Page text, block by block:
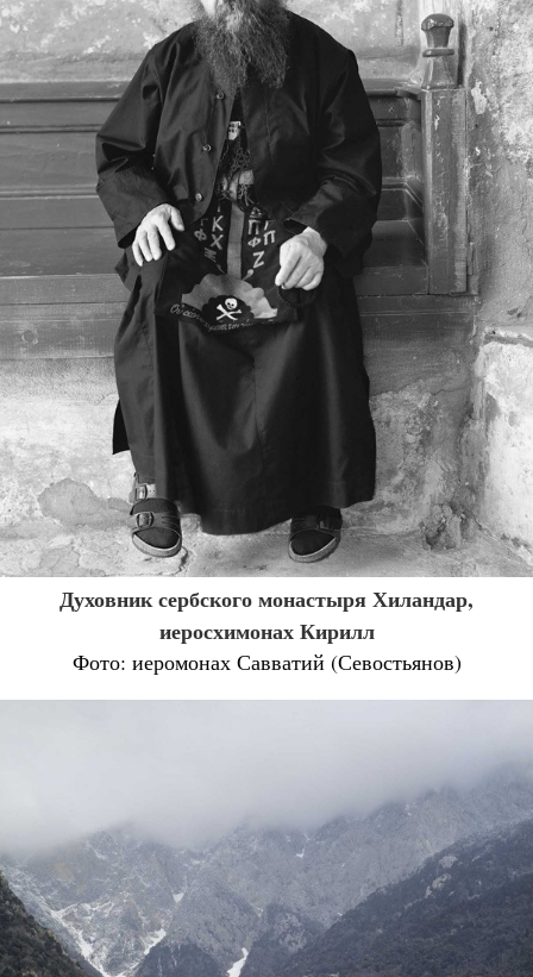
Духовник сербского монастыря Хиландар,
иеросхимонах Кирилл
Фото: иеромонах Савватий (Севостьянов)